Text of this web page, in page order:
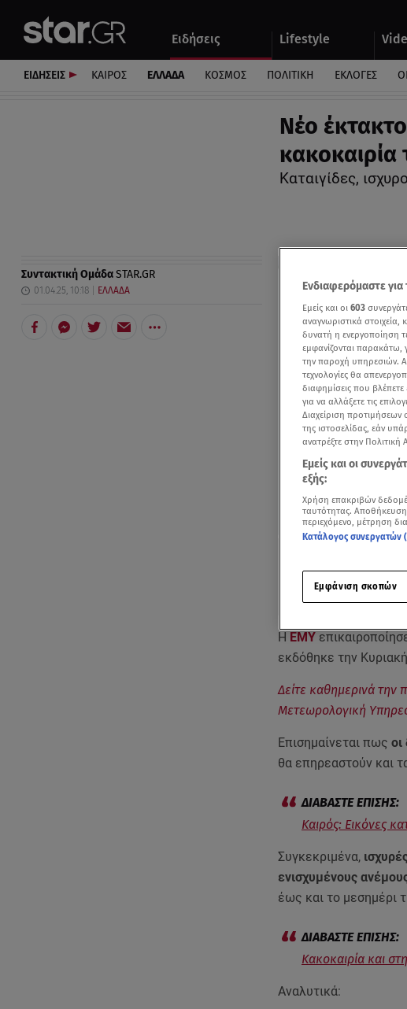
Ειδήσεις Lifestyle
Αυτοκίνητο
ΕΙΔΗΣΕΙΣ ΚΑΙΡΟΣ ΕΛΛΑΔΑ ΚΟΣΜΟΣ ΠΟΛΙΤΙΚΗ ΕΚΛΟΓΕΣ
Νέο
κακοκαιρία
Καταιγίδες,
Συντακτική ΟμάδαSTAR.GR
01.04.25, 10:18 ΕΛΛΑΔΑ
Η ΕΜΥ
εκδόθηκε την
Δείτε καθημερινά
Μετεωρολογική
Επισημαίνεται πως
θα επηρεαστούν και
Καιρός: Εικόνες
Συγκεκριμένα,
ενισχυμένους
έως και το μεσημέρι
Κακοκαιρία και
Αναλυτικά:
Ενδιαφερόμαστε
Εμείς και οι 603
αναγνωριστικά
δυνατή η ενεργοποίηση
εμφανίζονται παρακάτω,
την παροχή υπηρεσιών.
τεχνολογίες θα
διαφημίσεις που βλέπετε
για να αλλάξετε τις
Διαχείριση
της ιστοσελίδας, εάν
ανατρέξτε στην
Εμείς και οι
εξής:
Χρήση επακριβών
ταυτότητας.
περιεχόμενο, μέτρηση
Κατάλογος συνεργατών
Εμφάνιση σκοπών